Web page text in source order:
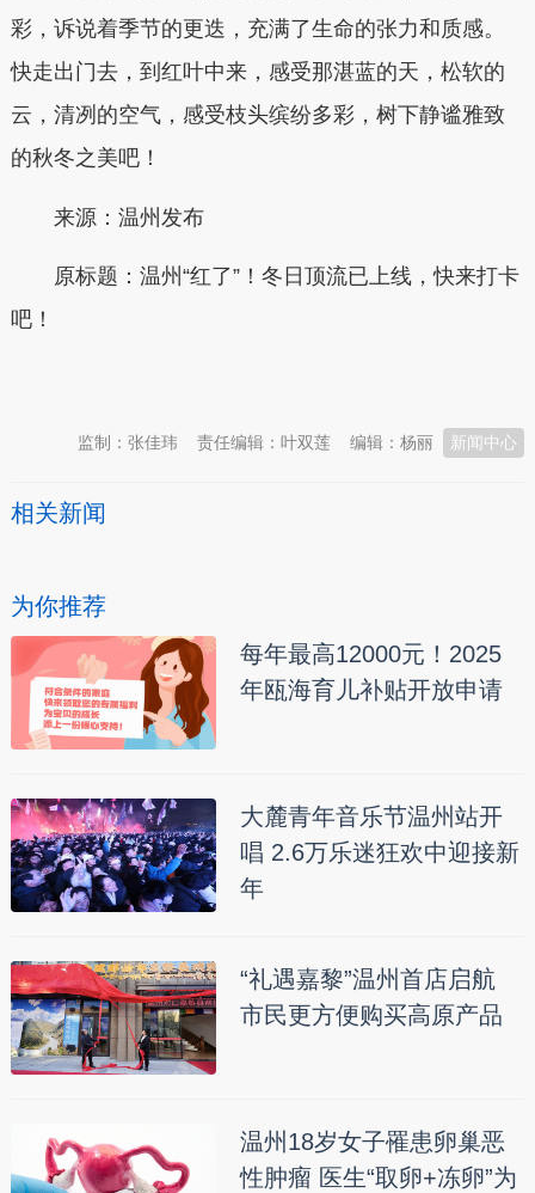
彩，诉说着季节的更迭，充满了生命的张力和质感。
快走出门去，到红叶中来，感受那湛蓝的天，松软的
云，清冽的空气，感受枝头缤纷多彩，树下静谧雅致
的秋冬之美吧！
来源：温州发布
原标题： 温州“红了”！冬日顶流已上线，快来打卡
吧！
新闻中心
编辑：杨丽
责任编辑：叶双莲
监制：张佳玮
相关新闻
为你推荐
每年最高12000元！2025
年瓯海育儿补贴开放申请
大麓青年音乐节温州站开
唱 2.6万乐迷狂欢中迎接新
年
“礼遇嘉黎”温州首店启航
市民更方便购买高原产品
温州18岁女子罹患卵巢恶
性肿瘤 医生“取卵+冻卵”为